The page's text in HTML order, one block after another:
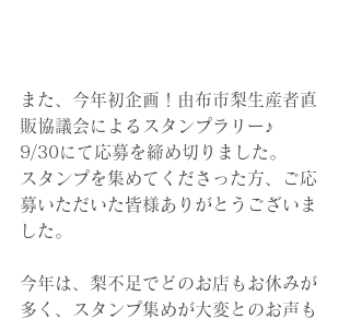
また、今年初企画！由布市梨生産者直
販協議会によるスタンプラリー♪
9/30にて応募を締め切りました。
スタンプを集めてくださった方、ご応
募いただいた皆様ありがとうございま
した。
今年は、梨不足でどのお店もお休みが
多く、スタンプ集めが大変とのお声も